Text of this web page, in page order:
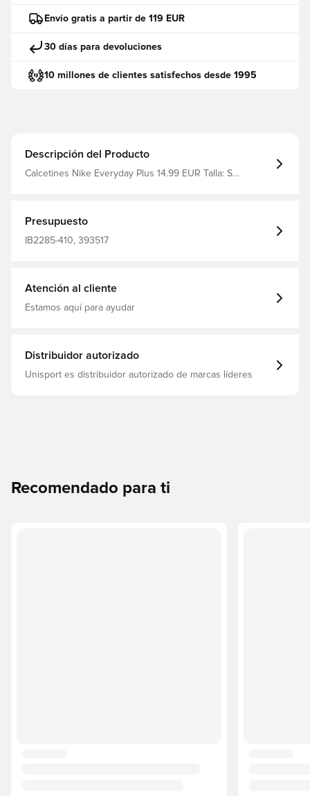
Envío gratis a partir de 119 EUR
30 días para devoluciones
10 millones de clientes satisfechos desde 1995
Descripción del Producto
Calcetines Nike Everyday Plus 14.99 EUR Talla: S
Presupuesto
IB2285-410, 393517
Atención al cliente
Estamos aquí para ayudar
Distribuidor autorizado
Unisport es distribuidor autorizado de marcas líderes
Recomendado para ti